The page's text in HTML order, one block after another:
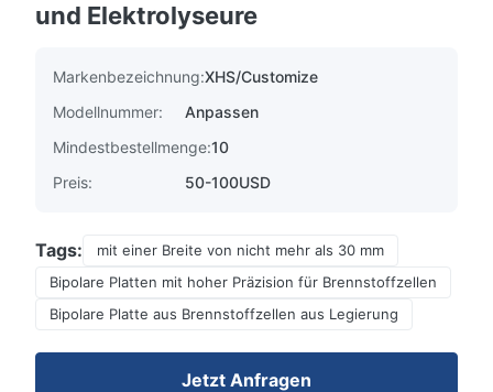
und Elektrolyseure
Markenbezeichnung:XHS/Customize
Modellnummer:
Anpassen
Mindestbestellmenge:10
Preis:
50-100USD
Tags:
mit einer Breite von nicht mehr als 30 mm
Bipolare Platten mit hoher Präzision für Brennstoffzellen
Bipolare Platte aus Brennstoffzellen aus Legierung
Jetzt Anfragen